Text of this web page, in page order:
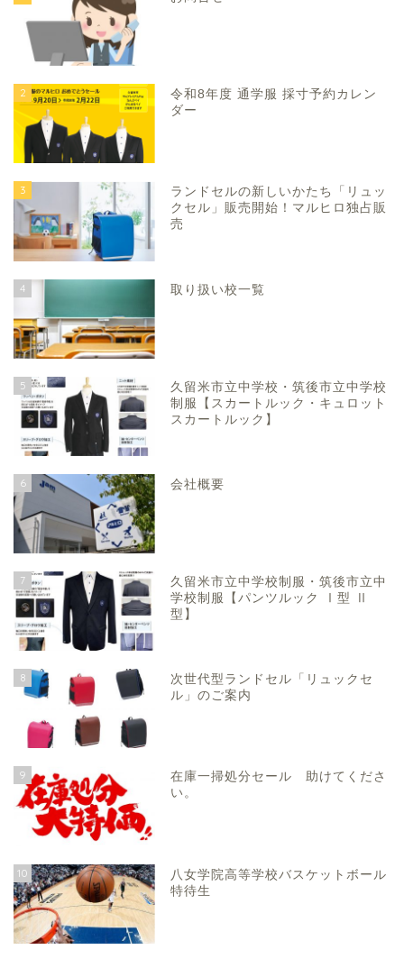
2
令和8年度 通学服 採寸予約カレン
ダー
3
ランドセルの新しいかたち「リュッ
クセル」販売開始！マルヒロ独占販
売
4 取り扱い校一覧
5
久留米市立中学校・筑後市立中学校
制服【スカートルック・キュロット
スカートルック】
6 会社概要
7
久留米市立中学校制服・筑後市立中
学校制服【パンツルック Ⅰ型 Ⅱ
型】
8
次世代型ランドセル「リュックセ
ル」のご案内
9
在庫一掃処分セール 助けてくださ
い。
10
八女学院高等学校バスケットボール
特待生